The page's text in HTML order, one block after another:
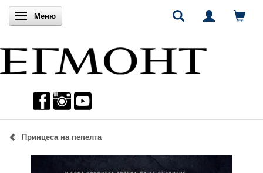
Включи навигацията
Меню
Принцеса на пепелта